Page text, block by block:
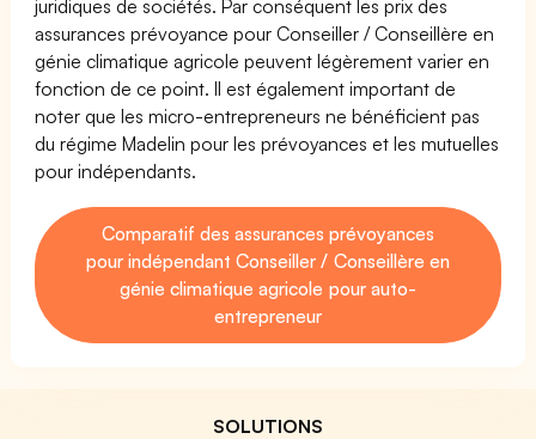
juridiques de sociétés. Par conséquent les prix des
assurances prévoyance pour Conseiller / Conseillère en
génie climatique agricole peuvent légèrement varier en
fonction de ce point. Il est également important de
noter que les micro-entrepreneurs ne bénéficient pas
du régime Madelin pour les prévoyances et les mutuelles
pour indépendants.
Comparatif des assurances prévoyances
pour indépendant Conseiller / Conseillère en
génie climatique agricole pour auto-
entrepreneur
SOLUTIONS